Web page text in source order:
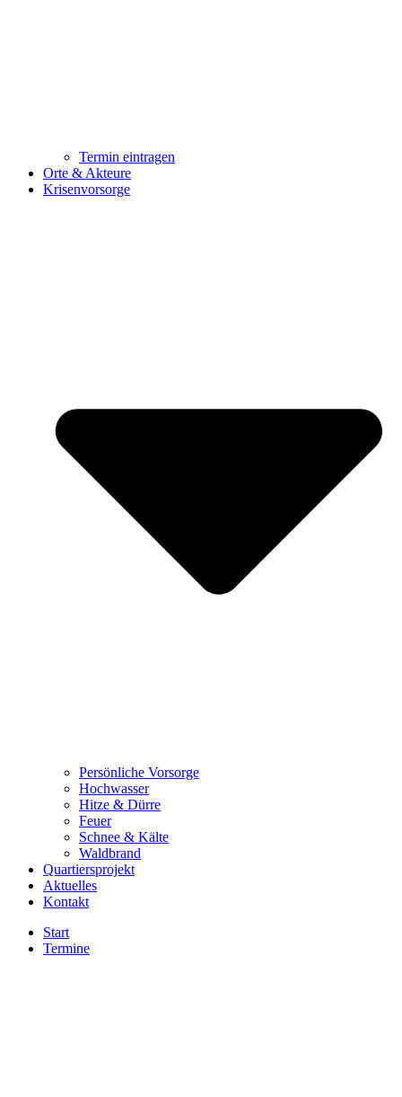
Termin eintragen
Orte & Akteure
Krisenvorsorge
Persönliche Vorsorge
Hochwasser
Hitze & Dürre
Feuer
Schnee & Kälte
Waldbrand
Quartiersprojekt
Aktuelles
Kontakt
Start
Termine